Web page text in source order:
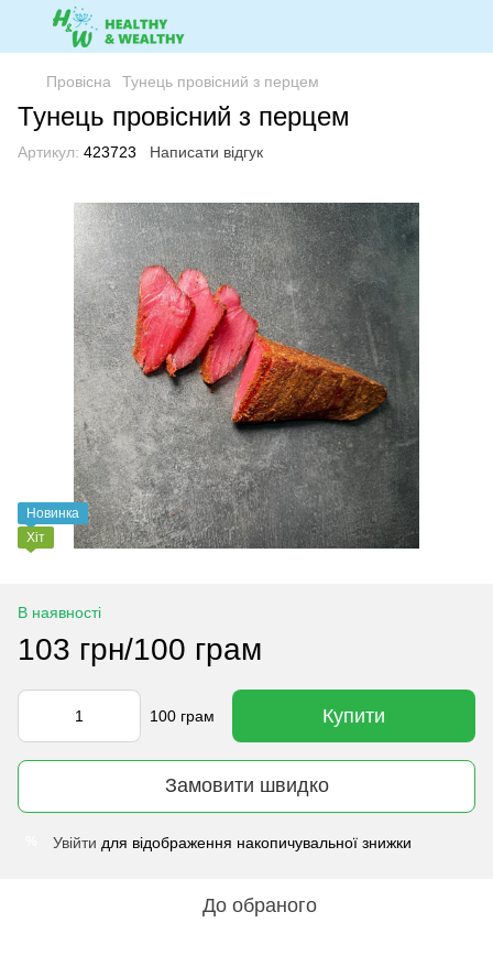
Провісна Тунець провісний з перцем
Тунець провісний з перцем
Артикул: 423723 Написати відгук
Новинка
Хіт
В наявності
103 грн/100 грам
100 грам Купити
Замовити швидко
Увійти для відображення накопичувальної знижки
До обраного